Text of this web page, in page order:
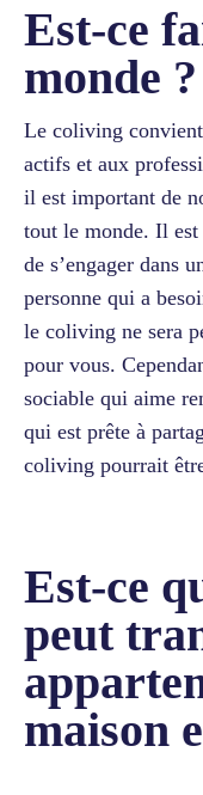
Est-ce
monde ?
Le coliving
actifs et aux
il est important de
tout le monde. Il
de s’engager dans
personne qui a
le coliving ne sera
pour vous.
sociable qui aime
qui est prête à
coliving pourrait
Est-ce
peut
maison